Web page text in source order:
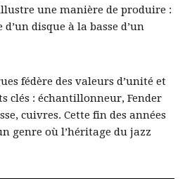
une manière de produire :
disque à la basse d’un
fédère des valeurs d’unité et
clés : échantillonneur, Fender
cuivres. Cette fin des années
genre où l’héritage du jazz